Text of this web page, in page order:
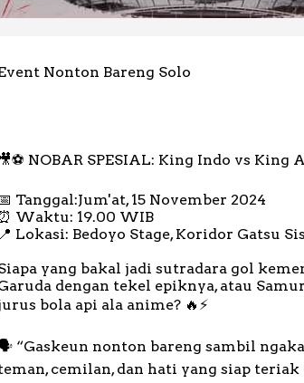
Nonton Bareng Solo
🎥⚽ NOBAR SPESIAL: King Indo vs King
📅 Tanggal:Jum'at, 15 November 2024
⏰ Waktu: 19.00 WIB
📍 Lokasi: Bedoyo Stage, Koridor Gatsu
yang bakal jadi sutradara gol
dengan tekel epiknya, atau
bola api ala anime? 🔥⚡
“Gaskeun nonton bareng sambil
cemilan, dan hati yang siap teriak